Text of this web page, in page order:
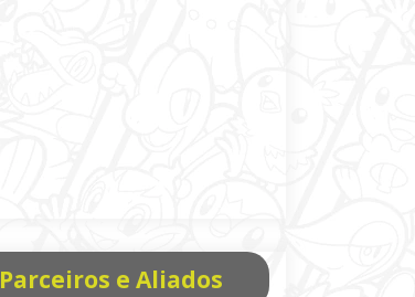
Parceiros e Aliados